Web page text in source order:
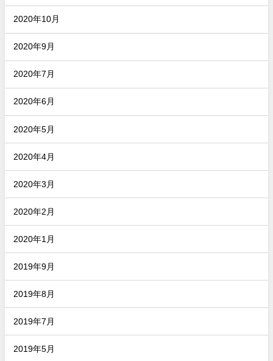
2020年10月
2020年9月
2020年7月
2020年6月
2020年5月
2020年4月
2020年3月
2020年2月
2020年1月
2019年9月
2019年8月
2019年7月
2019年5月